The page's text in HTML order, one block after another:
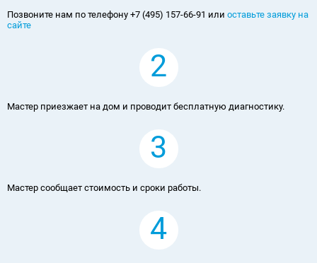
Позвоните нам по телефону +7 (495) 157-66-91 или оставьте заявку на
сайте
2
Мастер приезжает на дом и проводит бесплатную диагностику.
3
Мастер сообщает стоимость и сроки работы.
4